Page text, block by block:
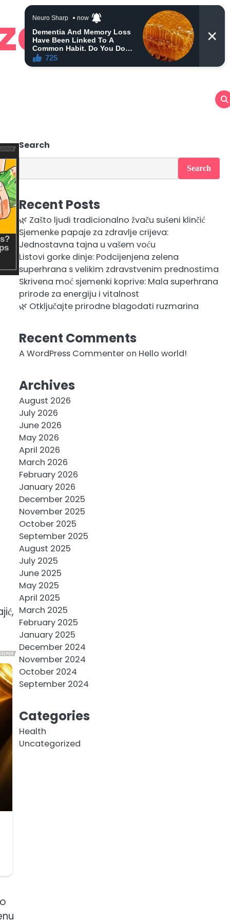
Search
Search
Recent Posts
🌿 Zašto ljudi tradicionalno žvaču sušeni klinčić
Sjemenke papaje za zdravlje crijeva:
Jednostavna tajna u vašem voću
Listovi gorke dinje: Podcijenjena zelena
superhrana s velikim zdravstvenim prednostima
Skrivena moć sjemenki koprive: Mala superhrana
prirode za energiju i vitalnost
🌿 Otključajte prirodne blagodati ruzmarina
Recent Comments
A WordPress Commenteron Hello world!
Archives
August 2026
July 2026
June 2026
May 2026
April 2026
March 2026
February 2026
January 2026
December 2025
November 2025
October 2025
September 2025
August 2025
July 2025
June 2025
May 2025
April 2025
March 2025
February 2025
January 2025
December 2024
November 2024
October 2024
September 2024
Categories
Health
Uncategorized